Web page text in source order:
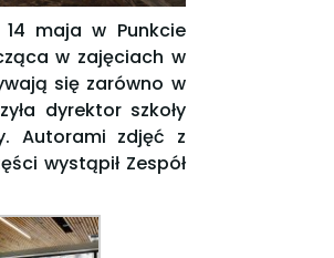
maja w Punkcie
w zajęciach w
się zarówno w
dyrektor szkoły
Autorami zdjęć z
wystąpił Zespół